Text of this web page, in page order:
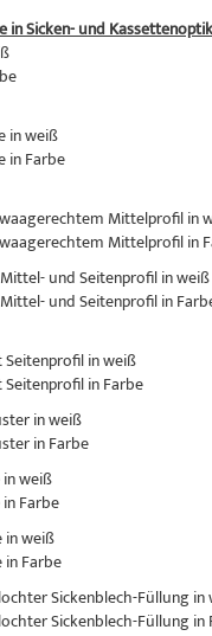
in Sicken- und
in weiß
in Farbe
Mittelprofil in
Mittelprofil in
und Seitenprofil in weiß
und Seitenprofil in
in weiß
in Farbe
in weiß
in Farbe
weiß
Farbe
in weiß
in Farbe
Sickenblech-Füllung in
Sickenblech-Füllung in